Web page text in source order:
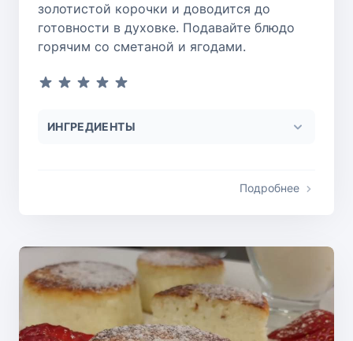
золотистой корочки и доводится до
готовности в духовке. Подавайте блюдо
горячим со сметаной и ягодами.
ИНГРЕДИЕНТЫ
Подробнее